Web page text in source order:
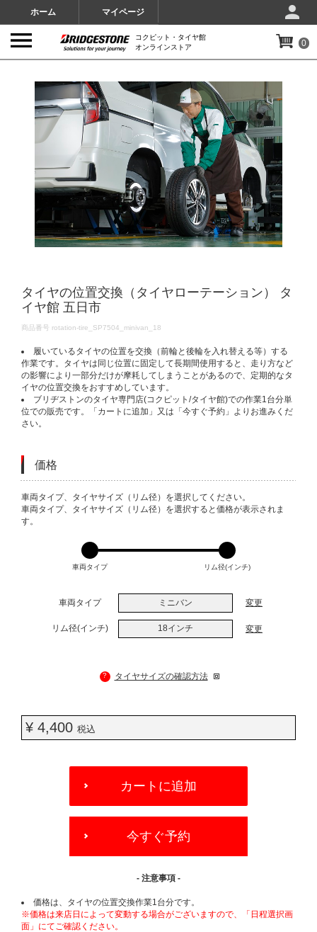
ホーム マイページ
コクピット・タイヤ館
オンラインストア
0
タイヤの位置交換（タイヤローテーション） タ
イヤ館 五日市
DETAILS
商品番号 rotation-tire_SP7504_minivan_18
履いているタイヤの位置を交換（前輪と後輪を入れ替える等）する
作業です。タイヤは同じ位置に固定して長期間使用すると、走り方など
の影響により一部分だけが摩耗してしまうことがあるので、定期的なタ
イヤの位置交換をおすすめしています。
ブリヂストンのタイヤ専門店(コクピット/タイヤ館)での作業1台分単
位での販売です。「カートに追加」又は「今すぐ予約」よりお進みくだ
さい。
価格
VARIATIONS
車両タイプ、タイヤサイズ（リム径）を選択してください。
車両タイプ、タイヤサイズ（リム径）を選択すると価格が表示されま
す。
車両タイプ リム径(インチ)
車両タイプ ミニバン 変更
リム径(インチ) 18インチ 変更
? タイヤサイズの確認方法
¥ 4,400 税込
OPTIONS
カートに追加
今すぐ予約
- 注意事項 -
価格は、タイヤの位置交換作業1台分です。
※価格は来店日によって変動する場合がございますので、「日程選択画
面」にてご確認ください。